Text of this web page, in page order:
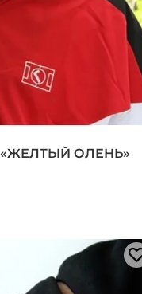
ОЛЕНЬ»